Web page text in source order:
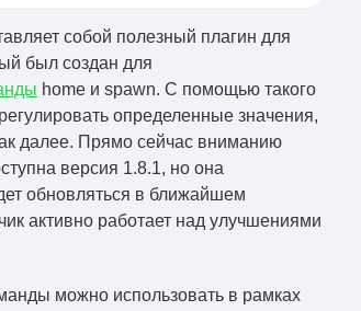
собой полезный плагин для
был создан для
home и spawn. С помощью такого
определенные значения,
далее. Прямо сейчас вниманию
версия 1.8.1, но она
обновляться в ближайшем
активно работает над улучшениями
можно использовать в рамках